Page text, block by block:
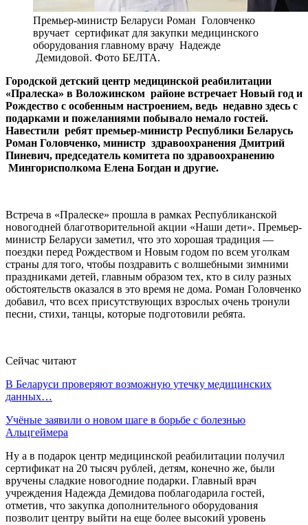
Премьер-министр Беларуси Роман Головченко
вручает сертификат для закупки медицинского
оборудования главному врачу Надежде
Демидовой. Фото БЕЛТА.
Городской детский центр медицинской реабилитации
«Пралеска» в Воложинском районе встречает Новый год и
Рождество с особенным настроением, ведь недавно здесь с
подарками и пожеланиями побывало немало гостей.
Навестили ребят премьер-министр Республики Беларусь
Роман Головченко, министр здравоохранения Дмитрий
Пиневич, председатель комитета по здравоохранению
Мингорисполкома Елена Богдан и другие.
Встреча в «Пралеске» прошла в рамках Республиканской
новогодней благотворительной акции «Наши дети». Премьер-
министр Беларуси заметил, что это хорошая традиция —
поездки перед Рождеством и Новым годом по всем уголкам
страны для того, чтобы поздравить с волшебными зимними
праздниками детей, главным образом тех, кто в силу разных
обстоятельств оказался в это время не дома. Роман Головченко
добавил, что всех присутствующих взрослых очень тронули
песни, стихи, танцы, которые подготовили ребята.
Сейчас читают
В Беларуси проверяют возможную утечку медицинских
данных…
Учёные заявили о новом шаге в борьбе с болезнью
Альцгеймера
Ну а в подарок центр медицинской реабилитации получил
сертификат на 20 тысяч рублей, детям, конечно же, были
вручены сладкие новогодние подарки. Главный врач
учреждения Надежда Демидова поблагодарила гостей,
отметив, что закупка дополнительного оборудования
позволит центру выйти на еще более высокий уровень